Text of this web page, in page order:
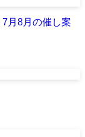
月8月の催し案